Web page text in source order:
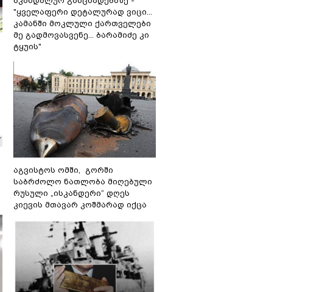
"ყველაფერი დეტალურად ვიცი...
კამანში მოკლული ქართველები
მე გადმოვასვენე... ბარამიძე კი
ტყუის"
აგვისტოს ომში, გორში
საბრძოლო ნათლობა მიღებული
რუსული „ისკანდერი“ დღეს
კიევის მთავარ კოშმარად იქცა